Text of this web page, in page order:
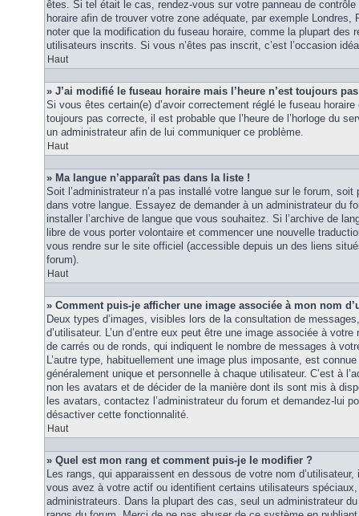
êtes. Si tel était le cas, rendez-vous sur votre panneau de
horaire afin de trouver votre zone adéquate, par exemple
noter que la modification du fuseau horaire, comme la plupart des
utilisateurs inscrits. Si vous n’êtes pas inscrit, c’est l’occasion
Haut
» J’ai modifié le fuseau horaire mais l’heure n’est toujours
Si vous êtes certain(e) d’avoir correctement réglé le fuseau horaire
toujours pas correcte, il est probable que l’heure de l’horloge du
un administrateur afin de lui communiquer ce problème.
Haut
» Ma langue n’apparaît pas dans la liste !
Soit l’administrateur n’a pas installé votre langue sur le forum, soit
dans votre langue. Essayez de demander à un administrateur du
installer l’archive de langue que vous souhaitez. Si l’archive de
libre de vous porter volontaire et commencer une nouvelle
vous rendre sur le site officiel (accessible depuis un des liens
forum).
Haut
» Comment puis-je afficher une image associée à mon nom
Deux types d’images, visibles lors de la consultation de
d’utilisateur. L’un d’entre eux peut être une image associée à
de carrés ou de ronds, qui indiquent le nombre de messages à
L’autre type, habituellement une image plus imposante, est
généralement unique et personnelle à chaque utilisateur. C’est à
non les avatars et de décider de la manière dont ils sont mis à
les avatars, contactez l’administrateur du forum et demandez-lui
désactiver cette fonctionnalité.
Haut
» Quel est mon rang et comment puis-je le modifier ?
Les rangs, qui apparaissent en dessous de votre nom
vous avez à votre actif ou identifient certains utilisateurs
administrateurs. Dans la plupart des cas, seul un administrateur